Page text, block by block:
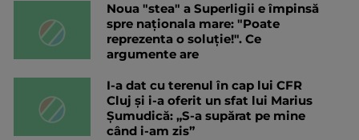
Noua "stea" a Superligii e împinsă
spre naționala mare: "Poate
reprezenta o soluție!". Ce
argumente are
I-a dat cu terenul în cap lui CFR
Cluj și i-a oferit un sfat lui Marius
Șumudică: „S-a supărat pe mine
când i-am zis”